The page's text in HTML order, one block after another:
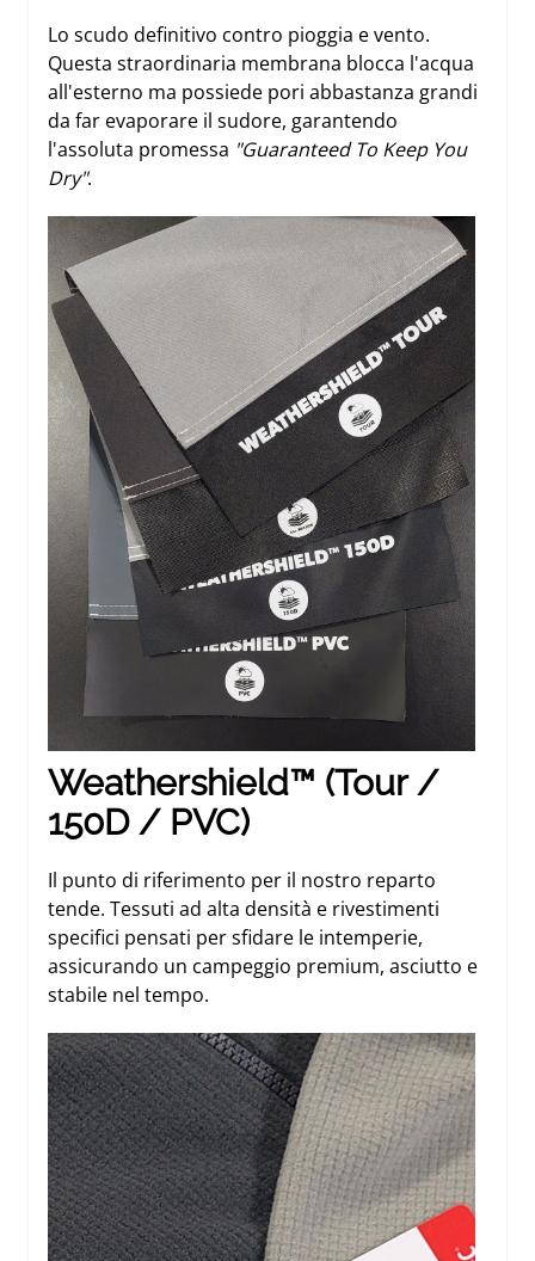
Lo scudo definitivo contro pioggia e vento.
Questa straordinaria membrana blocca l'acqua
all'esterno ma possiede pori abbastanza grandi
da far evaporare il sudore, garantendo
l'assoluta promessa "Guaranteed To Keep You
Dry".
Weathershield™ (Tour /
150D / PVC)
Il punto di riferimento per il nostro reparto
tende. Tessuti ad alta densità e rivestimenti
specifici pensati per sfidare le intemperie,
assicurando un campeggio premium, asciutto e
stabile nel tempo.